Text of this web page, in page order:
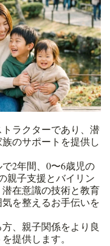
ラクターであり、潜
のサポートを提供し
2年間、0〜6歳児の
親子支援とバイリン
在意識の技術と教育
を整えるお手伝いを
、親子関係をより良
提供します。